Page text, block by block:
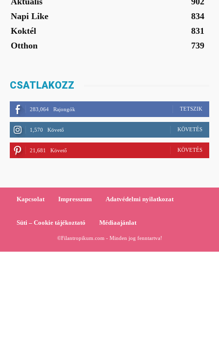
Napi Like
834
Koktél
831
Otthon
739
CSATLAKOZZ
283,064 Rajongók TETSZIK
1,570 Követő KÖVETÉS
21,681 Követő KÖVETÉS
Kapcsolat Impresszum Adatvédelmi nyilatkozat
Süti – Cookie tájékoztató Médiaajánlat
©Filantropikum.com - Minden jog fenntartva!